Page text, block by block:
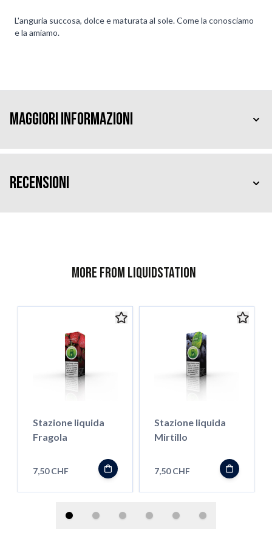
L'anguria succosa, dolce e maturata al sole. Come la conosciamo
e la amiamo.
Maggiori Informazioni
Recensioni
More from Liquidstation
Stazione liquida
Fragola
7,50 CHF
Stazione liquida
Mirtillo
7,50 CHF